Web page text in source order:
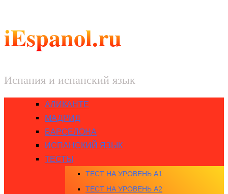
iEspanol.ru
Испания и испанский язык
АЛИКАНТЕ
МАДРИД
БАРСЕЛОНА
ИСПАНСКИЙ ЯЗЫК
ТЕСТЫ
ТЕСТ НА УРОВЕНЬ A1
ТЕСТ НА УРОВЕНЬ A2